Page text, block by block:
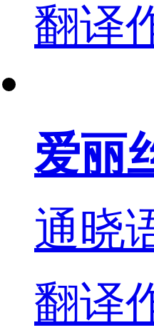
翻译
爱丽
通晓
翻译